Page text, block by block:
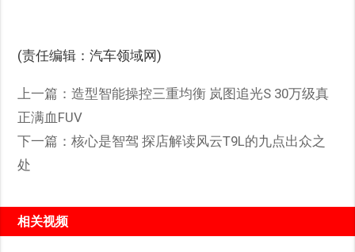
(责任编辑：汽车领域网)
上一篇：造型智能操控三重均衡 岚图追光S 30万级真
正满血FUV
下一篇：核心是智驾 探店解读风云T9L的九点出众之
处
相关视频